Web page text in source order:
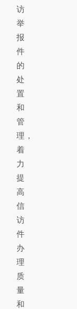
访
举
报
件
的
处
置
和
管
理，
着
力
提
高
信
访
件
办
理
质
量
和